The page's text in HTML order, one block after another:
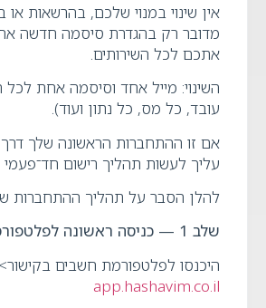
אין שינוי במנוי שלכם, בהרשאות או
מדובר רק בהגדרת סיסמה חדשה
אתכם לכל השירותים.
השינוי: מייל אחד וסיסמה אחת לכל
עובד, כל מס, כל נתון ועוד).
אם זו ההתחברות הראשונה שלך
עליך לעשות תהליך רישום חד־פעמי
להלן הסבר על תהליך ההתחברות
שלב 1 — כניסה ראשונה
היכנסו לפלטפורמת חשבים
app.hashavim.co.il